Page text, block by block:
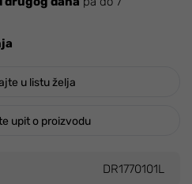
u listu želja
upit o proizvodu
DR1770101L